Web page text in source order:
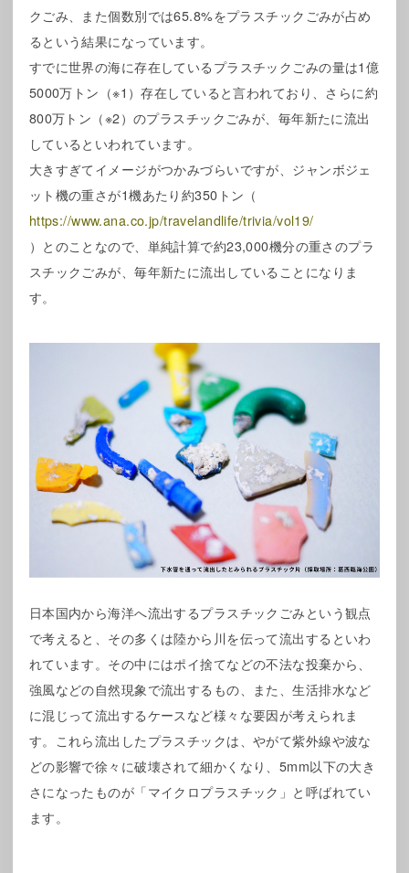
クごみ、また個数別では65.8%をプラスチックごみが占め
るという結果になっています。
すでに世界の海に存在しているプラスチックごみの量は1億
5000万トン（※1）存在していると言われており、さらに約
800万トン（※2）のプラスチックごみが、毎年新たに流出
しているといわれています。
大きすぎてイメージがつかみづらいですが、ジャンボジェ
ット機の重さが1機あたり約350トン（
https://www.ana.co.jp/travelandlife/trivia/vol19/
）とのことなので、単純計算で約23,000機分の重さのプラ
スチックごみが、毎年新たに流出していることになりま
す。
日本国内から海洋へ流出するプラスチックごみという観点
で考えると、その多くは陸から川を伝って流出するといわ
れています。その中にはポイ捨てなどの不法な投棄から、
強風などの自然現象で流出するもの、また、生活排水など
に混じって流出するケースなど様々な要因が考えられま
す。これら流出したプラスチックは、やがて紫外線や波な
どの影響で徐々に破壊されて細かくなり、5mm以下の大き
さになったものが「マイクロプラスチック」と呼ばれてい
ます。